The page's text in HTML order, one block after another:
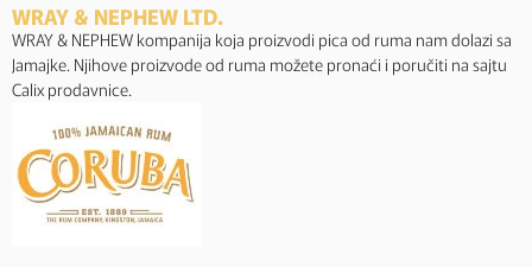
WRAY & NEPHEW LTD.
WRAY & NEPHEW kompanija koja proizvodi pica od ruma nam dolazi sa
Jamajke. Njihove proizvode od ruma možete pronaći i poručiti na sajtu
Calix prodavnice.